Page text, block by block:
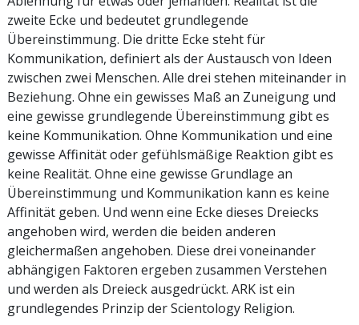
zweite Ecke und bedeutet grundlegende
Übereinstimmung. Die dritte Ecke steht für
Kommunikation, definiert als der Austausch von Ideen
zwischen zwei Menschen. Alle drei stehen miteinander in
Beziehung. Ohne ein gewisses Maß an Zuneigung und
eine gewisse grundlegende Übereinstimmung gibt es
keine Kommunikation. Ohne Kommunikation und eine
gewisse Affinität oder gefühlsmäßige Reaktion gibt es
keine Realität. Ohne eine gewisse Grundlage an
Übereinstimmung und Kommunikation kann es keine
Affinität geben. Und wenn eine Ecke dieses Dreiecks
angehoben wird, werden die beiden anderen
gleichermaßen angehoben. Diese drei voneinander
abhängigen Faktoren ergeben zusammen Verstehen
und werden als Dreieck ausgedrückt. ARK ist ein
grundlegendes Prinzip der Scientology Religion.